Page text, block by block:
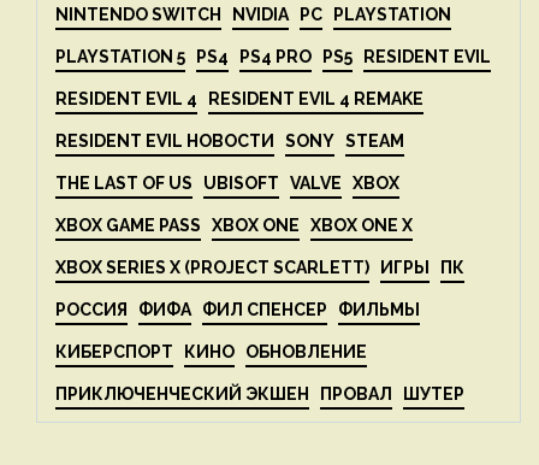
NINTENDO SWITCH NVIDIA PC PLAYSTATION
PLAYSTATION 5 PS4 PS4 PRO PS5 RESIDENT EVIL
RESIDENT EVIL 4 RESIDENT EVIL 4 REMAKE
RESIDENT EVIL НОВОСТИ SONY STEAM
THE LAST OF US UBISOFT VALVE XBOX
XBOX GAME PASS XBOX ONE XBOX ONE X
XBOX SERIES X (PROJECT SCARLETT) ИГРЫ ПК
РОССИЯ ФИФА ФИЛ СПЕНСЕР ФИЛЬМЫ
КИБЕРСПОРТ КИНО ОБНОВЛЕНИЕ
ПРИКЛЮЧЕНЧЕСКИЙ ЭКШЕН ПРОВАЛ ШУТЕР